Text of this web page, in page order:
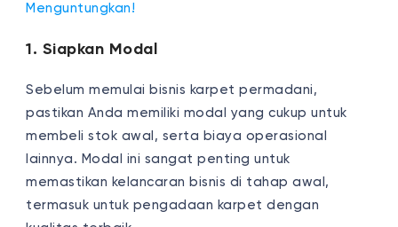
Menguntungkan!
1. Siapkan Modal
Sebelum memulai bisnis karpet permadani,
pastikan Anda memiliki modal yang cukup untuk
membeli stok awal, serta biaya operasional
lainnya. Modal ini sangat penting untuk
memastikan kelancaran bisnis di tahap awal,
termasuk untuk pengadaan karpet dengan